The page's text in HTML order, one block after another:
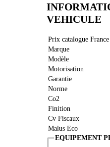
VEHICULE
Prix catalogue France
Marque
Modèle
Motorisation
Garantie
Norme
Co2
Finition
Cv Fiscaux
Malus Eco
EQUIPEMENT